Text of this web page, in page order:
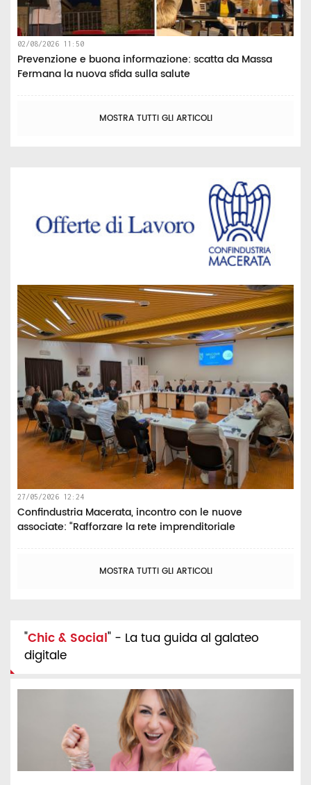
02/08/2026 11:50
Prevenzione e buona informazione: scatta da Massa
Fermana la nuova sfida sulla salute
MOSTRA TUTTI GLI ARTICOLI
27/05/2026 12:24
Confindustria Macerata, incontro con le nuove
associate: “Rafforzare la rete imprenditoriale
MOSTRA TUTTI GLI ARTICOLI
"Chic & Social" - La tua guida al galateo
digitale